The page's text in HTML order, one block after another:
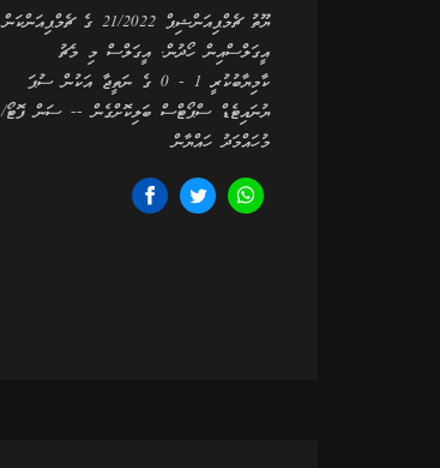
ޔޫތު ޗެމްޕިއަންޝިޕް 21/2022 ގެ ޗެމްޕިއަންކަން
އީގަލްސްއިން ހޯދުން. އީގަލްސް މި މެޗު
ކާމިޔާބުކުރީ 1 - 0 ގެ ނަތީޖާ އަކުން ސުޕަ
ޔުނައިޓެޑް ސްޕޯޓްސް ބަލިކޮށްގެން -- ސަން ފޮޓޯ/
މުހައްމަދު ހައްޔާން